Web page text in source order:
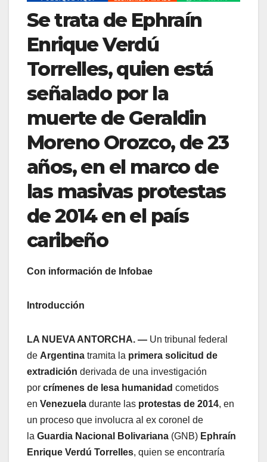
Se trata de Ephraín
Enrique Verdú
Torrelles, quien está
señalado por la
muerte de Geraldin
Moreno Orozco, de 23
años, en el marco de
las masivas protestas
de 2014 en el país
caribeño
Con información de Infobae
Introducción
LA NUEVA ANTORCHA. — Un tribunal federal
de Argentina tramita la primera solicitud de
extradición derivada de una investigación
por crímenes de lesa humanidad cometidos
en Venezuela durante las protestas de 2014, en
un proceso que involucra al ex coronel de
la Guardia Nacional Bolivariana (GNB) Ephraín
Enrique Verdú Torrelles, quien se encontraría